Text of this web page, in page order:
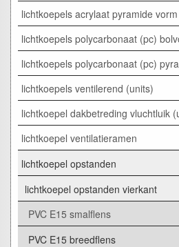
lichtkoepels acrylaat pyramide vorm
lichtkoepels polycarbonaat (pc)
lichtkoepels polycarbonaat (pc)
lichtkoepels ventilerend (units)
lichtkoepel dakbetreding vluchtluik
lichtkoepel ventilatieramen
lichtkoepel opstanden
lichtkoepel opstanden vierkant
PVC E15 smalflens
PVC E15 breedflens